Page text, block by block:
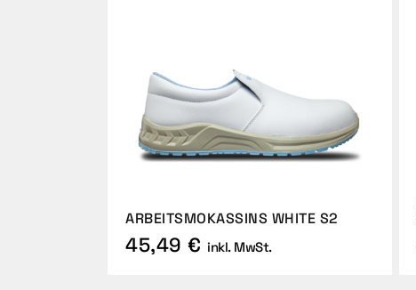
ARBEITSMOKASSINS WHITE S2
45,49 € inkl. MwSt.